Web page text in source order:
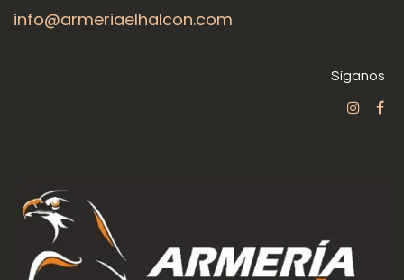
info@armeriaelhalcon.com
Síganos